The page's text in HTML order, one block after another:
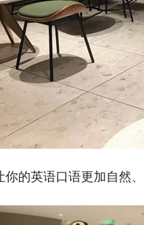
的英语口语更加自然、